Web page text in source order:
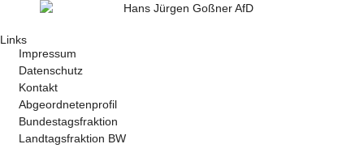
Links
Impressum
Datenschutz
Kontakt
Abgeordnetenprofil
Bundestagsfraktion
Landtagsfraktion BW